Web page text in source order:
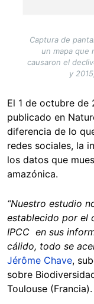
Captura de
un mapa que
causaron el
y
El 1 de octubre de
publicado en
diferencia de lo
redes sociales, la
los datos que
amazónica.
“Nuestro estudio
establecido por el
IPCC en sus
cálido, todo se
Jérôme Chave,
sobre
Toulouse (Francia).